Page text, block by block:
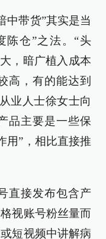
中带货”其实是当
陈仓”之法。“头
，暗广植入成本
高，有的能达到
业人士徐女士向
品主要是一些保
用”，相比直接推
直接发布包含产
视账号粉丝量而
短视频中讲解病